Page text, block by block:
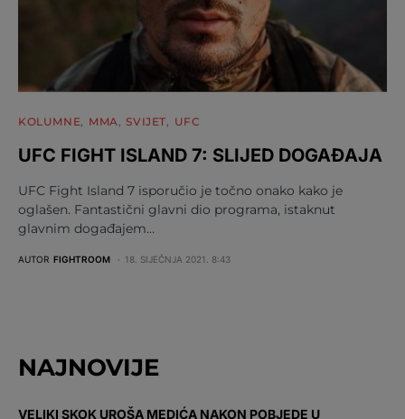
KOLUMNE MMA SVIJET UFC
UFC FIGHT ISLAND 7: SLIJED DOGAĐAJA
UFC Fight Island 7 isporučio je točno onako kako je
oglašen. Fantastični glavni dio programa, istaknut
glavnim događajem…
AUTOR FIGHTROOM 18. SIJEČNJA 2021. 8:43
NAJNOVIJE
VELIKI SKOK UROŠA MEDIĆA NAKON POBJEDE U